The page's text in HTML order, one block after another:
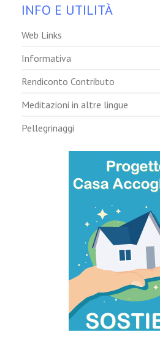
INFO E UTILITÀ
Web Links
Informativa
Rendiconto Contributo
Meditazioni in altre lingue
Pellegrinaggi